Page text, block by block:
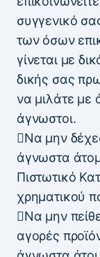
συγγενικό
των όσων
γίνεται με
δικής σας
να μιλάτε με
άγνωστοι.
Να μην
άγνωστα
Πιστωτικό
χρηματικού
Να μην
αγορές